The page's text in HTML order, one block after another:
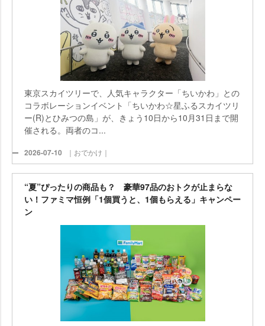
東京スカイツリーで、人気キャラクター「ちいかわ」との
コラボレーションイベント「ちいかわ☆星ふるスカイツリ
ー(R)とひみつの島」が、きょう10日から10月31日まで開
催される。両者のコ...
2026-07-10 ｜おでかけ｜
“夏”ぴったりの商品も？ 豪華97品のおトクが止まらな
い！ファミマ恒例「1個買うと、1個もらえる」キャンペー
ン